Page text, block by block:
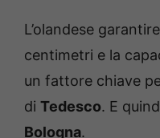
L’olandese
centimetri e la
un fattore chiave
di Tedesco. E
Bologna.